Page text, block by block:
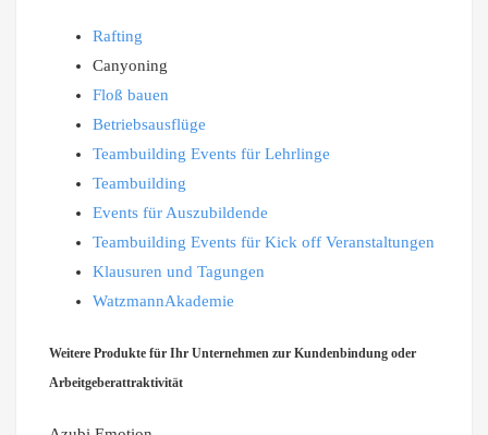
Rafting
Canyoning
Floß bauen
Betriebsausflüge
Teambuilding Events für Lehrlinge
Teambuilding
Events für Auszubildende
Teambuilding Events für Kick off Veranstaltungen
Klausuren und Tagungen
WatzmannAkademie
Weitere Produkte für Ihr Unternehmen zur Kundenbindung oder
Arbeitgeberattraktivität